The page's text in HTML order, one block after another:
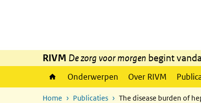
RIVM De zorg voor morgen begint
Onderwerpen Over RIVM
Home Publicaties The disease burden of